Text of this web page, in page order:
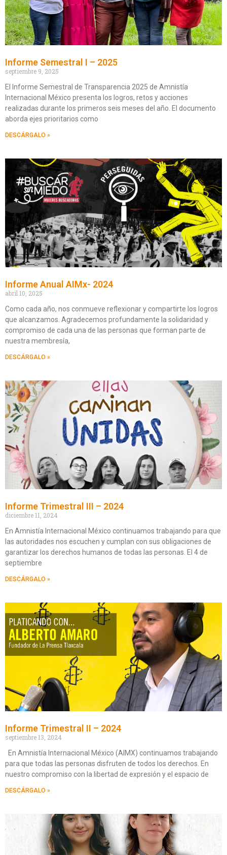
Informe Semestral I – 2025
septiembre 9, 2025
El Informe Semestral de Transparencia 2025 de Amnistía
Internacional México presenta los logros, retos y acciones
realizadas durante los primeros seis meses del año. El documento
aborda ejes prioritarios como
DESCÁRGALO »
Informe Anual AIMx- 2024
abril 10, 2025
Como cada año, nos conmueve reflexionar y compartirte los logros
que alcanzamos. Agradecemos profundamente la solidaridad y
compromiso de cada una de las personas que forman parte de
nuestra membresía,
DESCÁRGALO »
Informe Trimestral III – 2024
diciembre 11, 2024
En Amnistía Internacional México continuamos trabajando para que
las autoridades nos escuchen y cumplan con sus obligaciones de
garantizar los derechos humanos de todas las personas. El 4 de
septiembre
DESCÁRGALO »
Informe Trimestral II – 2024
septiembre 13, 2024
En Amnistía Internacional México (AIMX) continuamos trabajando
para que todas las personas disfruten de todos los derechos. En
nuestro compromiso con la libertad de expresión y el espacio de
DESCÁRGALO »